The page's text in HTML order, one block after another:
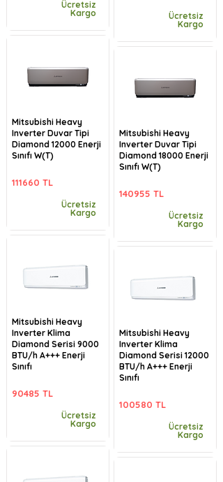
Ücretsiz
Kargo
Mitsubishi Heavy
Inverter Duvar Tipi
Diamond 12000 Enerji
Sınıfı W(T)
111660 TL
Ücretsiz
Kargo
Mitsubishi Heavy
Inverter Klima
Diamond Serisi 9000
BTU/h A+++ Enerji
Sınıfı
90485 TL
Ücretsiz
Kargo
Ücretsiz
Kargo
Mitsubishi Heavy
Inverter Duvar Tipi
Diamond 18000 Enerji
Sınıfı W(T)
140955 TL
Ücretsiz
Kargo
Mitsubishi Heavy
Inverter Klima
Diamond Serisi 12000
BTU/h A+++ Enerji
Sınıfı
100580 TL
Ücretsiz
Kargo